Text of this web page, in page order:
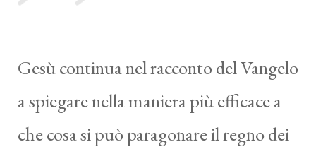
Gesù continua nel racconto del Vangelo
a spiegare nella maniera più efficace a
che cosa si può paragonare il regno dei